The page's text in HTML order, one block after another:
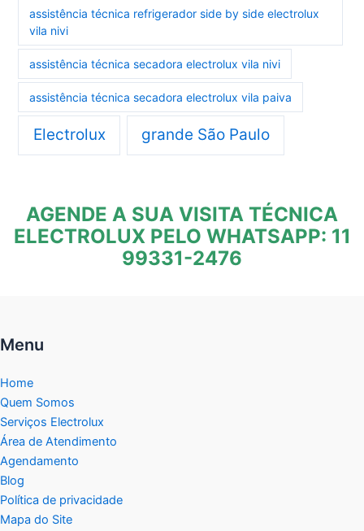
assistência técnica refrigerador side by side electrolux
vila nivi
assistência técnica secadora electrolux vila nivi
assistência técnica secadora electrolux vila paiva
Electrolux grande São Paulo
AGENDE A SUA VISITA TÉCNICA
ELECTROLUX PELO WHATSAPP: 11
99331-2476
Menu
Home
Quem Somos
Serviços Electrolux
Área de Atendimento
Agendamento
Blog
Política de privacidade
Mapa do Site